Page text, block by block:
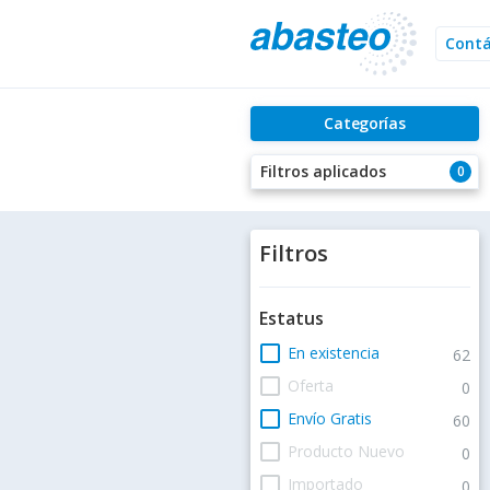
Categorías
0
Filtros aplicados
Filtros
Estatus
check_box_outline_blank En existencia 62
check_box_outline_blank Oferta 0
check_box_outline_blank Envío Gratis 60
check_box_outline_blank Producto Nuevo 0
check_box_outline_blank Importado